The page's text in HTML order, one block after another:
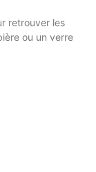
retrouver les
ou un verre